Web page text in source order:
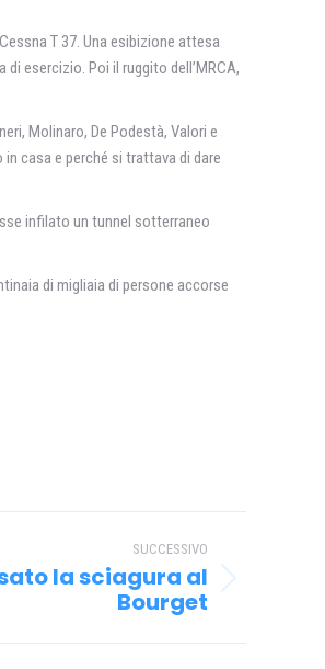
T 37. Una esibizione attesa
esercizio. Poi il ruggito dell’MRCA,
Molinaro, De Podestà, Valori e
casa e perché si trattava di dare
infilato un tunnel sotterraneo
di migliaia di persone accorse
SUCCESSIVO
la sciagura al
Bourget